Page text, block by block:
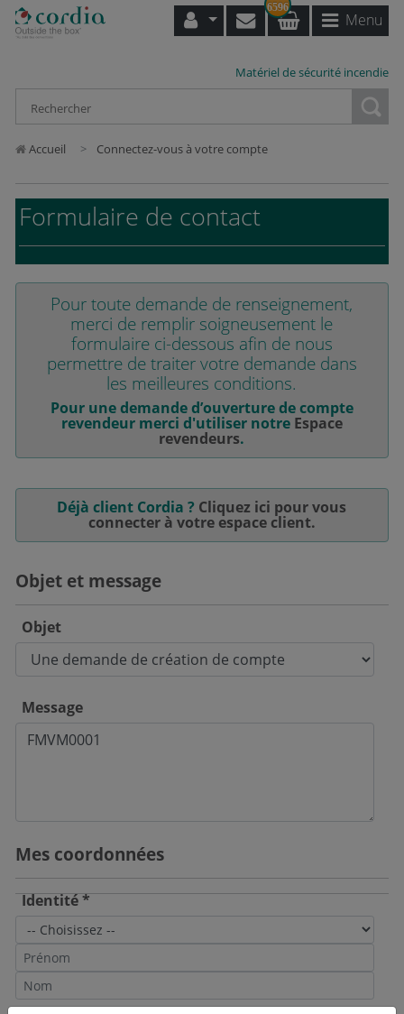
6596
Menu
Matériel de sécurité incendie
Accueil Connectez-vous à votre compte
Formulaire de contact
Pour toute demande de renseignement,
merci de remplir soigneusement le
formulaire ci-dessous afin de nous
permettre de traiter votre demande dans
les meilleures conditions.
Pour une demande d’ouverture de compte
revendeur merci d'utiliser notre Espace
revendeurs.
Déjà client Cordia ? Cliquez ici pour vous
connecter à votre espace client.
Objet et message
Objet
Message
Mes coordonnées
Identité *